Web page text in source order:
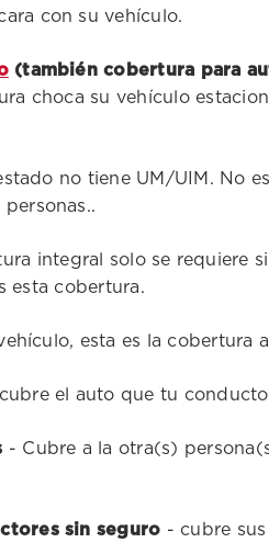
con su vehículo.
(también cobertura para
choca su vehículo
no tiene UM/UIM. No
integral solo se requiere
esta cobertura.
esta es la cobertura
el auto que tu
- Cubre a la otra(s)
sin seguro - cubre